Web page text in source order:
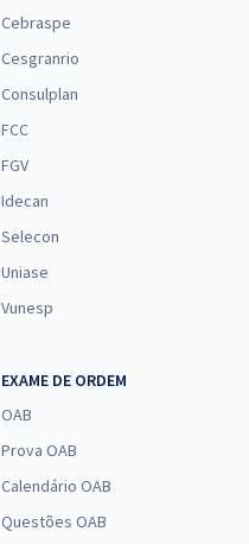
Cebraspe
Cesgranrio
Consulplan
FCC
FGV
Idecan
Selecon
Uniase
Vunesp
EXAME DE ORDEM
OAB
Prova OAB
Calendário OAB
Questões OAB